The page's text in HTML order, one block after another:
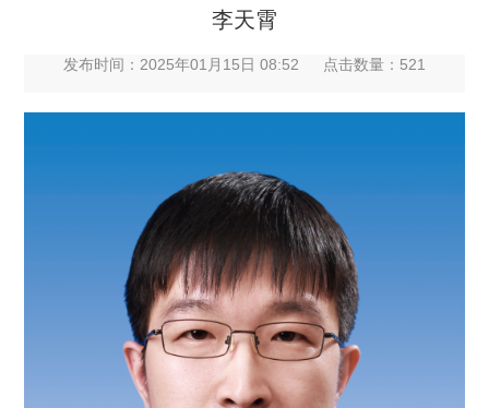
李天霄
发布时间：2025年01月15日 08:52 点击数量： 521